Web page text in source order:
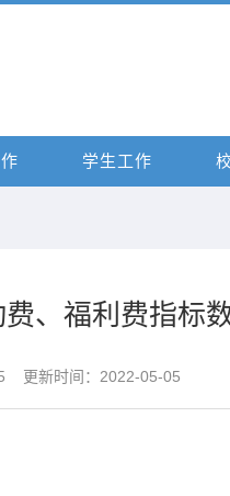
学生工作
、福利费指标
更新时间：2022-05-05